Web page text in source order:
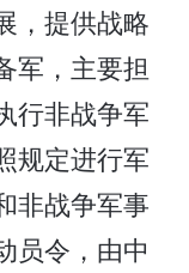
，提供战略
军，主要担
行非战争军
规定进行军
非战争军事
员令，由中